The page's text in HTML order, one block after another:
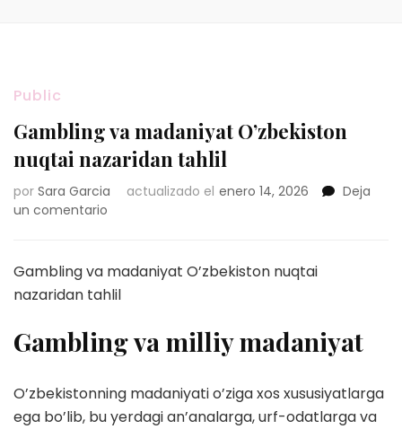
Public
Gambling va madaniyat O’zbekiston
nuqtai nazaridan tahlil
por Sara Garcia actualizado el enero 14, 2026
Deja
un comentario
madaniyat
O’zbekiston
nuqtai
tahlil
Gambling va madaniyat O’zbekiston nuqtai
nazaridan tahlil
Gambling va milliy madaniyat
O’zbekistonning madaniyati o’ziga xos xususiyatlarga
ega bo’lib, bu yerdagi an’analarga, urf-odatlarga va